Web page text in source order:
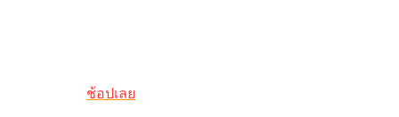
ช้อปเลย